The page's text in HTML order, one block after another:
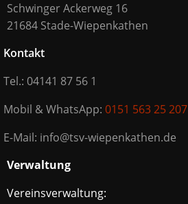
Schwinger Ackerweg 16
21684 Stade-Wiepenkathen
Kontakt
Tel.: 04141 87 56 1
Mobil & WhatsApp: 0151 563 25 207
E-Mail: info@tsv-wiepenkathen.de
Verwaltung
Vereinsverwaltung: